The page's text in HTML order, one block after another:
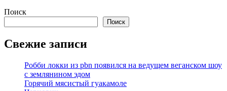
Поиск
Поиск
Свежие записи
Робби локки из pbn появился на ведущем веганском шоу
с землянином эдом
Горячий мясистый гуакамоле